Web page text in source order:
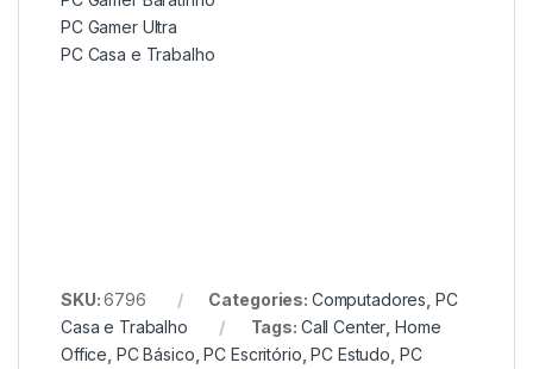
PC Gamer Ultra
PC Casa e Trabalho
SKU:6796 Categories: Computadores PC
Casa e Trabalho
Tags: Call Center Home
Office PC Básico ,PC Escritório ,PC Estudo PC